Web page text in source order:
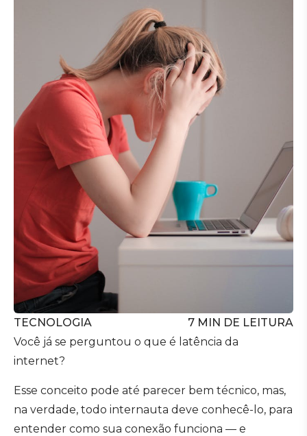
TECNOLOGIA 7 MIN DE LEITURA
Você já se perguntou o que é latência da
internet?
Esse conceito pode até parecer bem técnico, mas,
na verdade, todo internauta deve conhecê-lo, para
entender como sua conexão funciona — e